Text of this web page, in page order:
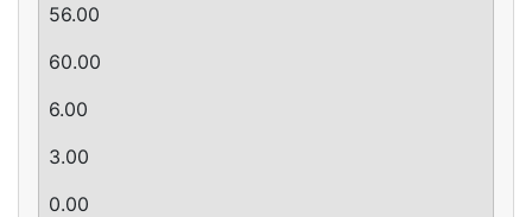
56.00
60.00
­6.00
­3.00
0.00